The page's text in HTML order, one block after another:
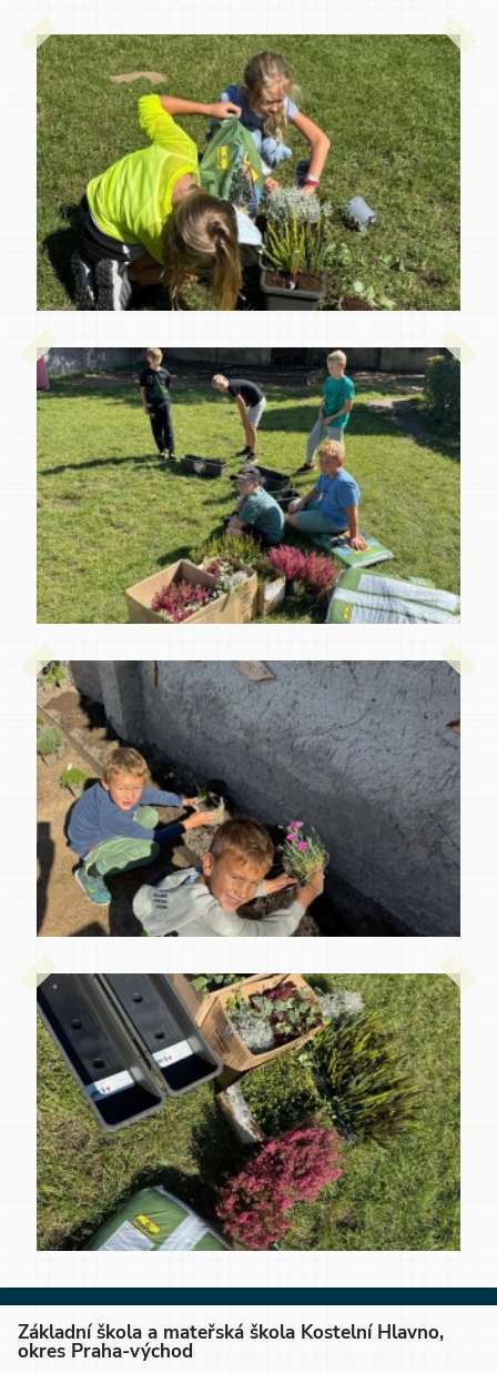
Základní škola a mateřská škola Kostelní Hlavno,
okres Praha-východ